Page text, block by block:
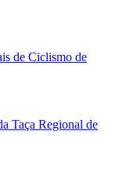
de Ciclismo de
Taça Regional de